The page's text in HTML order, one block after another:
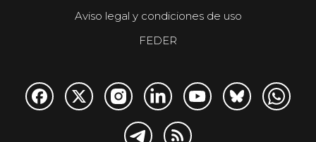
Aviso legal y condiciones de uso
FEDER